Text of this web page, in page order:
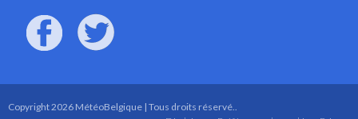
Copyright 2026 MétéoBelgique | Tous droits réservé..